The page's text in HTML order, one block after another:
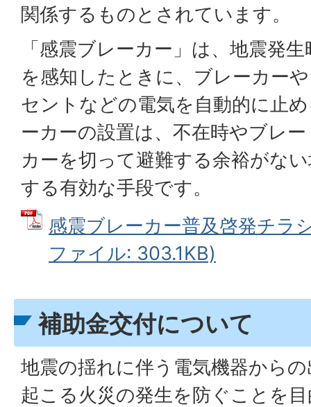
関係するものとされています。
「感震ブレーカー」は、地震発
を感知したときに、ブレーカー
セントなどの電気を自動的に止
ーカーの設置は、不在時やブレー
カーを切って避難する余裕がな
する有効な手段です。
感震ブレーカー普及啓発チラ
ファイル: 303.1KB)
補助金交付について
地震の揺れに伴う電気機器から
起こる火災の発生を防ぐことを